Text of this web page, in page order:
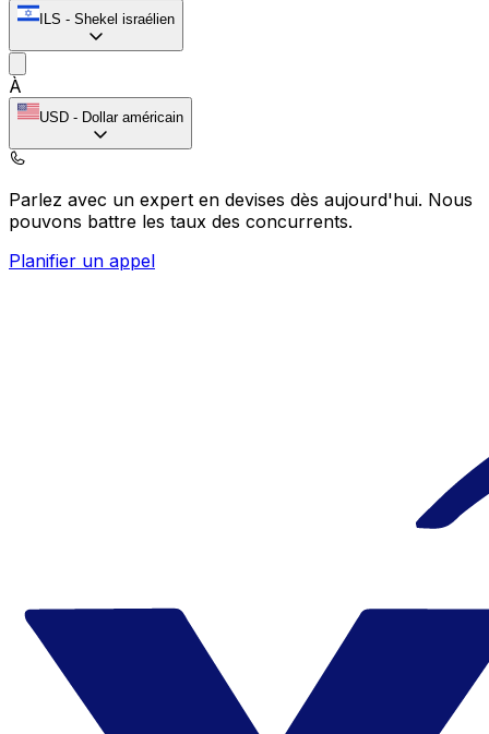
ILS - Shekel israélien
À
USD - Dollar américain
Parlez avec un expert en devises dès aujourd'hui. Nous
pouvons battre les taux des concurrents.
Planifier un appel